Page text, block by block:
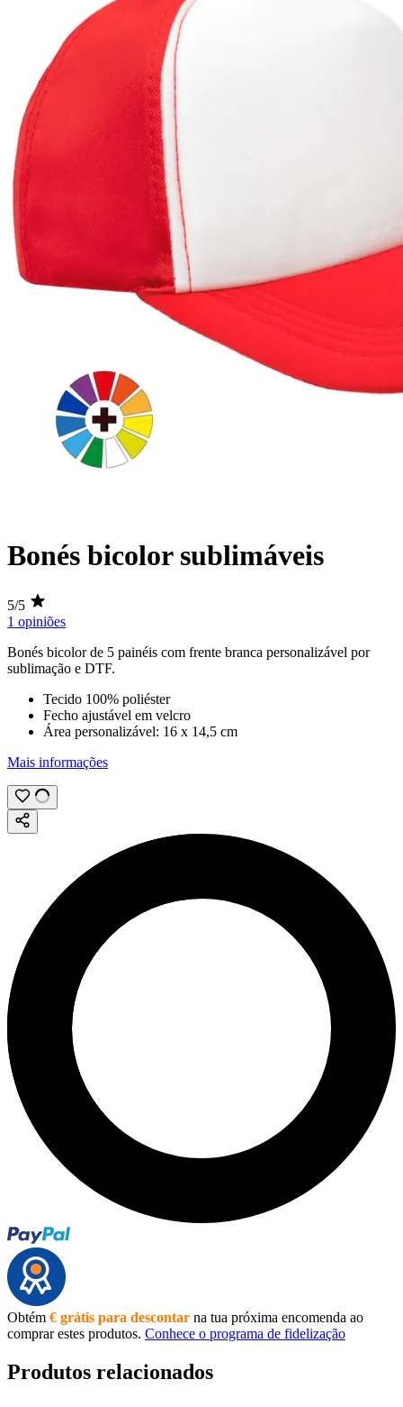
Bonés bicolor sublimáveis
5/5
1 opiniões
Bonés bicolor de 5 painéis com frente branca personalizável por
sublimação e DTF.
Tecido 100% poliéster
Fecho ajustável em velcro
Área personalizável: 16 x 14,5 cm
Mais informações
Obtém € grátis para descontar na tua próxima encomenda ao
comprar estes produtos. Conhece o programa de fidelização
Produtos relacionados